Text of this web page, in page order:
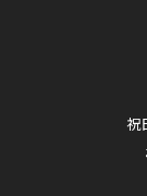
祝